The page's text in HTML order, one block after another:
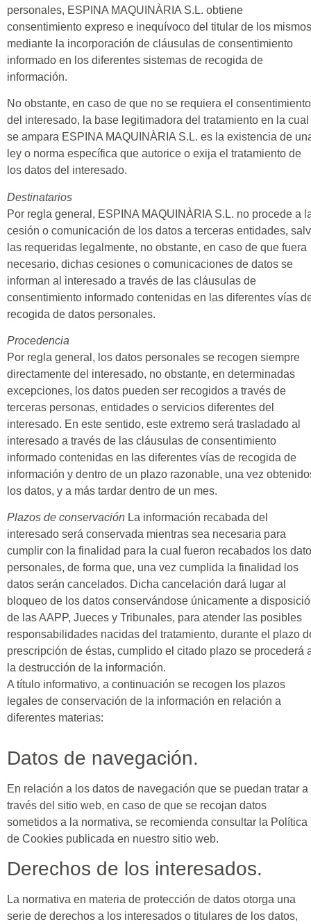
personales, ESPINA MAQUINÀRIA S.L. obtiene
consentimiento expreso e inequívoco del titular de los
mediante la incorporación de cláusulas de consentimiento
informado en los diferentes sistemas de recogida de
información.
No obstante, en caso de que no se requiera el consentimiento
del interesado, la base legitimadora del tratamiento en la cual
se ampara ESPINA MAQUINÀRIA S.L. es la existencia de
ley o norma específica que autorice o exija el tratamiento de
los datos del interesado.
Destinatarios
Por regla general, ESPINA MAQUINÀRIA S.L. no procede a
cesión o comunicación de los datos a terceras entidades,
las requeridas legalmente, no obstante, en caso de que fuera
necesario, dichas cesiones o comunicaciones de datos se
informan al interesado a través de las cláusulas de
consentimiento informado contenidas en las diferentes vías
recogida de datos personales.
Procedencia
Por regla general, los datos personales se recogen siempre
directamente del interesado, no obstante, en determinadas
excepciones, los datos pueden ser recogidos a través de
terceras personas, entidades o servicios diferentes del
interesado. En este sentido, este extremo será trasladado al
interesado a través de las cláusulas de consentimiento
informado contenidas en las diferentes vías de recogida de
información y dentro de un plazo razonable, una vez
los datos, y a más tardar dentro de un mes.
Plazos de conservación La información recabada del
interesado será conservada mientras sea necesaria para
cumplir con la finalidad para la cual fueron recabados los
personales, de forma que, una vez cumplida la finalidad los
datos serán cancelados. Dicha cancelación dará lugar al
bloqueo de los datos conservándose únicamente a
de las AAPP, Jueces y Tribunales, para atender las posibles
responsabilidades nacidas del tratamiento, durante el plazo
prescripción de éstas, cumplido el citado plazo se procederá
la destrucción de la información.
A título informativo, a continuación se recogen los plazos
legales de conservación de la información en relación a
diferentes materias:
Datos de navegación.
En relación a los datos de navegación que se puedan tratar a
través del sitio web, en caso de que se recojan datos
sometidos a la normativa, se recomienda consultar la Política
de Cookies publicada en nuestro sitio web.
Derechos de los interesados.
La normativa en materia de protección de datos otorga una
serie de derechos a los interesados o titulares de los datos,